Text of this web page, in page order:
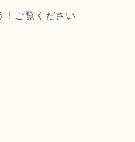
！ご覧ください